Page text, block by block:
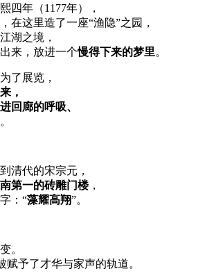
四年（1177年），
在这里造了一座“渔隐”之园，
湖之境，
来，放进一个慢得下来的梦里。
了展览，
，
回廊的呼吸、
。
清代的宋宗元，
第一的砖雕门楼，
：“藻耀高翔”。
。
赋予了才华与家声的轨道。